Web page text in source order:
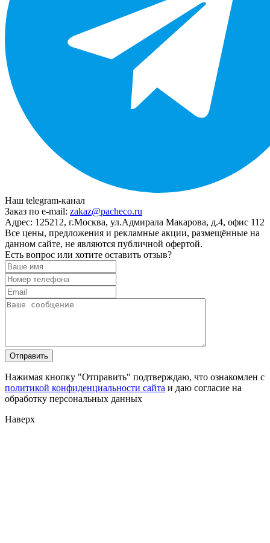
Наш telegram-канал
Заказ по e-mail: zakaz@pacheco.ru
Адрес: 125212, г.Москва, ул.Адмирала Макарова, д.4, офис 112
Все цены, предложения и рекламные акции, размещённые на
данном сайте, не являются публичной офертой.
Есть вопрос или хотите оставить отзыв?
Нажимая кнопку "Отправить" подтверждаю, что ознакомлен с
политикой конфиденциальности сайта и даю согласие на
обработку персональных данных
Наверх